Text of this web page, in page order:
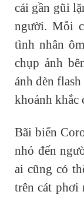
cái gần gũi
người. Mỗi
tình nhân
chụp ảnh
ánh đèn
khoảnh khắc
Bãi biển
nhỏ đến
ai cũng có
trên cát phơi